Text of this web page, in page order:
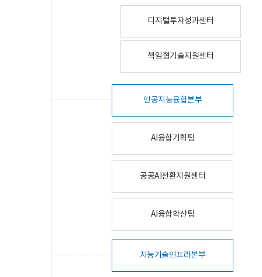
디지털투자성과센터
책임형기술지원센터
인공지능융합본부
AI융합기획팀
공공AI전환지원센터
AI융합확산팀
지능기술인프라본부